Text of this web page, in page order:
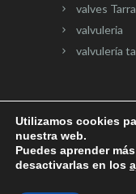
valves
valvuleria
valvulería
Página web
Utilizamos cookies
nuestra web.
Puedes aprender
desactivarlas en los